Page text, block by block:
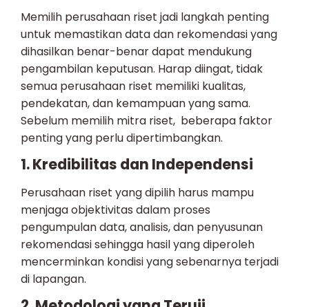
Memilih perusahaan riset jadi langkah penting
untuk memastikan data dan rekomendasi yang
dihasilkan benar-benar dapat mendukung
pengambilan keputusan. Harap diingat, tidak
semua perusahaan riset memiliki kualitas,
pendekatan, dan kemampuan yang sama.
Sebelum memilih mitra riset, beberapa faktor
penting yang perlu dipertimbangkan.
1. Kredibilitas dan Independensi
Perusahaan riset yang dipilih harus mampu
menjaga objektivitas dalam proses
pengumpulan data, analisis, dan penyusunan
rekomendasi sehingga hasil yang diperoleh
mencerminkan kondisi yang sebenarnya terjadi
di lapangan.